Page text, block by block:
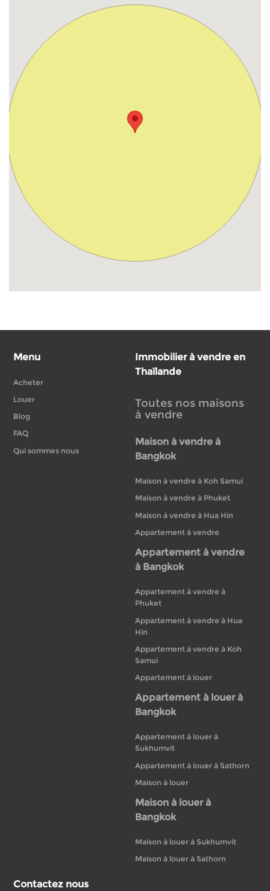
Menu
Acheter
Louer
Blog
FAQ
Qui sommes nous
Immobilier à vendre en
Thaïlande
Toutes nos maisons
à vendre
Maison à vendre à
Bangkok
Maison à vendre à Koh Samui
Maison à vendre à Phuket
Maison à vendre à Hua Hin
Appartement à vendre
Appartement à vendre
à Bangkok
Appartement à vendre à
Phuket
Appartement à vendre à Hua
Hin
Appartement à vendre à Koh
Samui
Appartement à louer
Appartement à louer à
Bangkok
Appartement à louer à
Sukhumvit
Appartement à louer à Sathorn
Maison à louer
Maison à louer à
Bangkok
Maison à louer à Sukhumvit
Maison à louer à Sathorn
Contactez nous